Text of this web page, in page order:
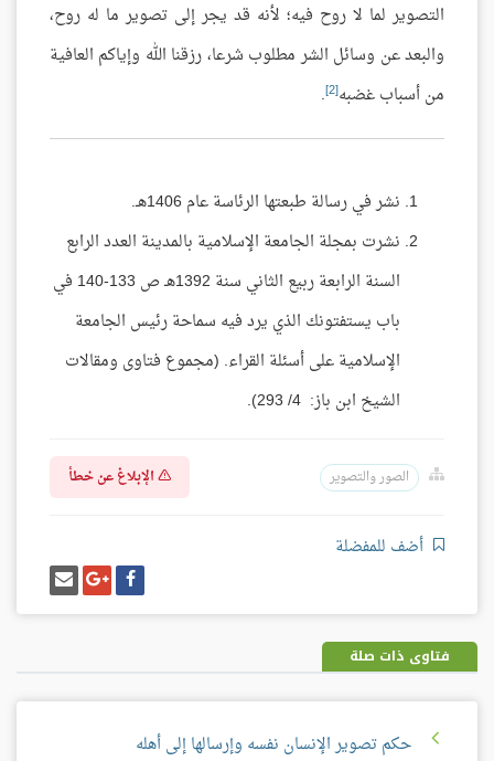
التصوير لما لا روح فيه؛ لأنه قد يجر إلى تصوير ما له روح،
والبعد عن وسائل الشر مطلوب شرعا، رزقنا الله وإياكم العافية
من أسباب غضبه[2]
.
نشر في رسالة طبعتها الرئاسة عام 1406هـ.
نشرت بمجلة الجامعة الإسلامية بالمدينة العدد الرابع
السنة الرابعة ربيع الثاني سنة 1392هـ ص 133-140 في
باب يستفتونك الذي يرد فيه سماحة رئيس الجامعة
الإسلامية على أسئلة القراء. (مجموع فتاوى ومقالات
الشيخ ابن باز: 4/ 293).
الصور والتصوير الإبلاغ عن خطأ
أضف للمفضلة
شارك
على
فيسبوك
شارك
على
غوغل
بلس
إرسل
إيميل
فتاوى ذات صلة
حكم تصوير الإنسان نفسه وإرسالها إلى أهله